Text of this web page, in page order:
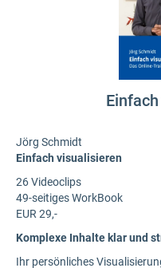
Jörg Schmidt
Einfach visualisieren
26 Videoclips
49-seitiges WorkBook
EUR 29,-
Komplexe Inhalte klar und
Ihr persönliches